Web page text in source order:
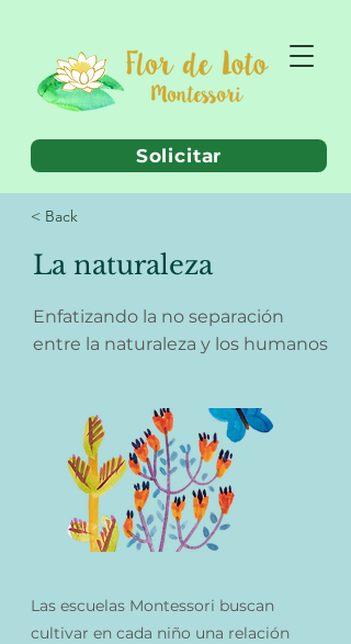
Solicitar
< Back
La naturaleza
Enfatizando la no separación
entre la naturaleza y los humanos
Las escuelas Montessori buscan
cultivar en cada niño una relación